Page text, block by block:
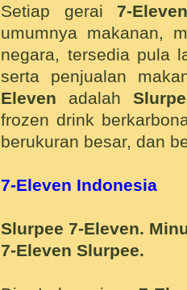
Setiap gerai 7-
umumnya makanan,
negara, tersedia pula
serta penjualan
Eleven adalah
frozen drink
berukuran besar, dan
7-Eleven Indonesia
Slurpee 7-Eleven.
7-Eleven Slurpee.